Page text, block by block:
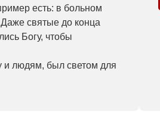
есть: в больном
святые до конца
Богу, чтобы
и людям, был светом для